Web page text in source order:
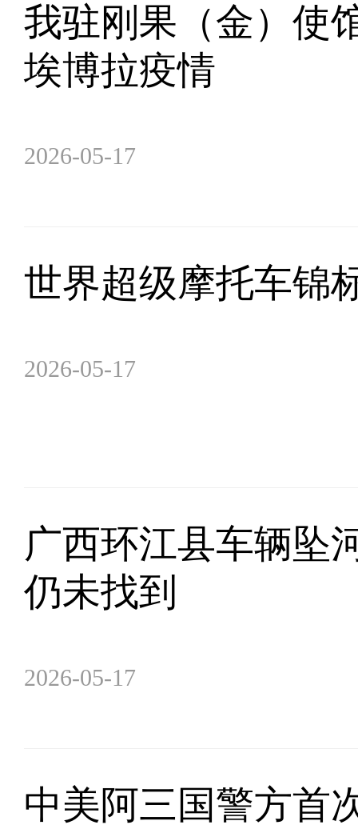
我驻刚果（金）使
埃博拉疫情
2026-05-17
世界超级摩托车锦
2026-05-17
广西环江县车辆坠
仍未找到
2026-05-17
中美阿三国警方首